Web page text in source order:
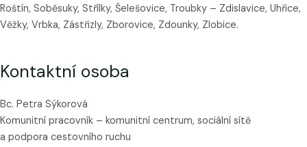
Roštín, Soběsuky, Střílky, Šelešovice, Troubky – Zdislavice, Uhřice,
Věžky, Vrbka, Zástřizly, Zborovice, Zdounky, Zlobice.
Kontaktní osoba
Bc. Petra Sýkorová
Komunitní pracovník – komunitní centrum, sociální sítě
a podpora cestovního ruchu